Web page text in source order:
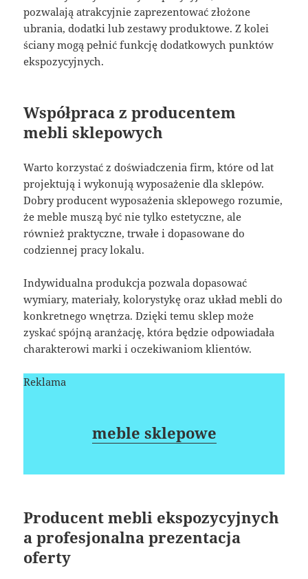
pozwalają atrakcyjnie zaprezentować złożone
ubrania, dodatki lub zestawy produktowe. Z kolei
ściany mogą pełnić funkcję dodatkowych punktów
ekspozycyjnych.
Współpraca z producentem
mebli sklepowych
Warto korzystać z doświadczenia firm, które od lat
projektują i wykonują wyposażenie dla sklepów.
Dobry producent wyposażenia sklepowego rozumie,
że meble muszą być nie tylko estetyczne, ale
również praktyczne, trwałe i dopasowane do
codziennej pracy lokalu.
Indywidualna produkcja pozwala dopasować
wymiary, materiały, kolorystykę oraz układ mebli do
konkretnego wnętrza. Dzięki temu sklep może
zyskać spójną aranżację, która będzie odpowiadała
charakterowi marki i oczekiwaniom klientów.
Reklama
meble sklepowe
Producent mebli ekspozycyjnych
a profesjonalna prezentacja
oferty